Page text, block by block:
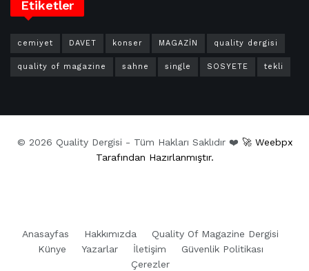
Etiketler
cemiyet DAVET konser MAGAZİN quality dergisi
quality of magazine sahne single SOSYETE tekli
© 2026 Quality Dergisi - Tüm Hakları Saklıdır ❤️ 🚀 Weebpx
Tarafından Hazırlanmıştır.
Anasayfas Hakkımızda
Quality Of Magazine Dergisi
Künye
Yazarlar İletişim
Güvenlik Politikası
Çerezler